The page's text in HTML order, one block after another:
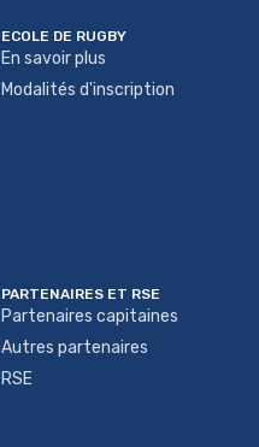
ECOLE DE RUGBY
En savoir plus
Modalités d'inscription
PARTENAIRES ET RSE
Partenaires capitaines
Autres partenaires
RSE